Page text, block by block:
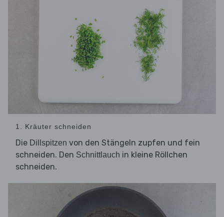
1. Kräuter schneiden
Die Dillspitzen von den Stängeln zupfen und fein
schneiden. Den Schnittlauch in kleine Röllchen
schneiden.